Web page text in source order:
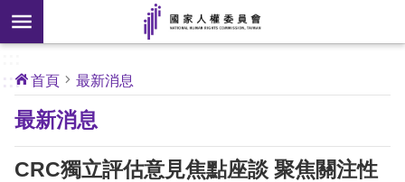
前往主要內容區塊
搜
尋
開
新
核
心
人
權
公
約
:::
首頁 最新消息
最新消息
CRC獨立評估意見焦點座談 聚焦關注性